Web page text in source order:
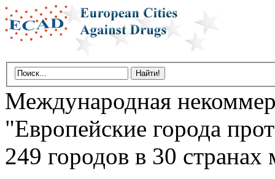
Международная
"Европейские города
249 городов в 30